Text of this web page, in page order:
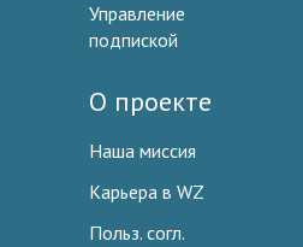
Управление
подпиской
О проекте
Наша миссия
Карьера в WZ
Польз. согл.